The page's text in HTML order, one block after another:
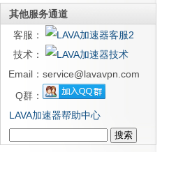
其他服务通道
客服：
技术：
Email： service@lavavpn.com
Q群：
LAVA加速器帮助中心